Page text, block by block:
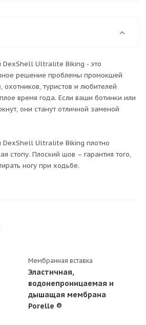
Ultralite Biking - это
решение проблемы промокшей
охотников, туристов и любителей
время года. Если ваши ботинки или
они станут отличной заменой
Ultralite Biking плотно
стопу. Плоский шов – гарантия того,
ногу при ходьбе.
Мембранная вставка
Эластичная,
водонепроницаемая и
дышащая мембрана
Porelle ®